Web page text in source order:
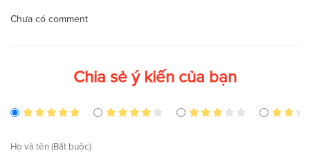
Chưa có comment
Chia sẻ ý kiến của bạn